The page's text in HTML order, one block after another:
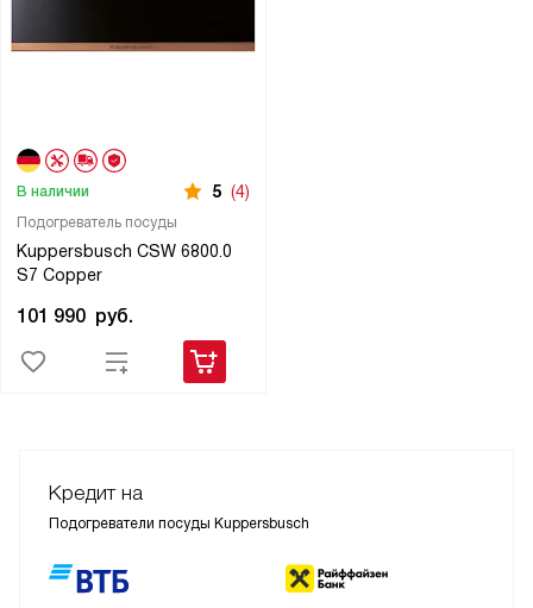
Подогреватель посуды
Kuppersbusch CSW 6800.0
S7 Copper
В наличии 5 (4)
101 990 руб.
Кредит на
Подогреватели посуды Kuppersbusch